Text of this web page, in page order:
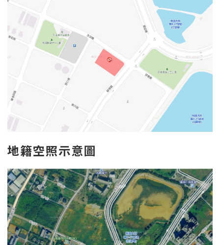
地籍空照示意圖